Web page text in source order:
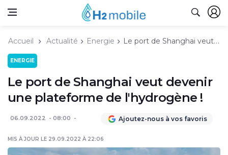
Accueil Actualité Energie Le port de Shanghai veut devenir une plateforme de l'hydrogène !
ENERGIE
Le port de Shanghai veut devenir
une plateforme de l'hydrogène !
06.09.2022 08:00 Ajoutez-nous à vos favoris
MIS À JOUR LE 29.09.2022 À 22:06